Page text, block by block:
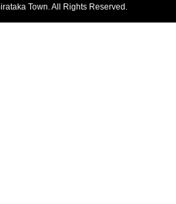
Town. All Rights Reserved.